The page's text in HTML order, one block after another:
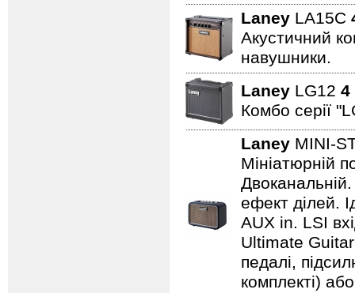
Laney LA15C
Акустичний
навушники.
Laney LG12 4
Комбо серії
Laney MINI-
Мініатюрній
ефект ділей.
AUX in. LSI
Ultimate Guitar
педалі,
комплекті)